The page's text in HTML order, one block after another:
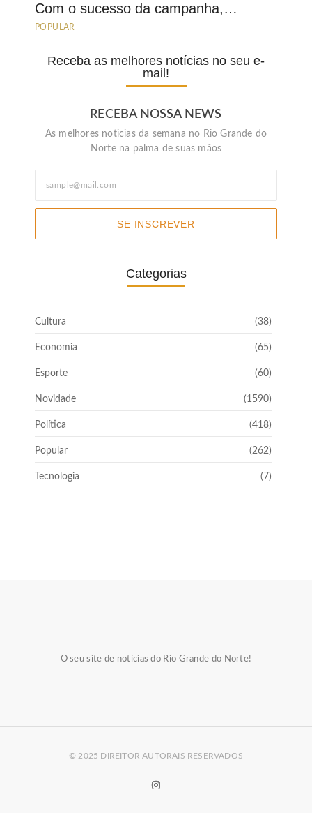
Com o sucesso da campanha,…
POPULAR
Receba as melhores notícias no seu e-
mail!
RECEBA NOSSA NEWS
As melhores noticias da semana no Rio Grande do
Norte na palma de suas mãos
SE INSCREVER
Categorias
Cultura (38)
Economia (65)
Esporte (60)
Novidade (1590)
Política (418)
Popular (262)
Tecnologia (7)
O seu site de notícias do Rio Grande do Norte!
© 2025 DIREITOR AUTORAIS RESERVADOS